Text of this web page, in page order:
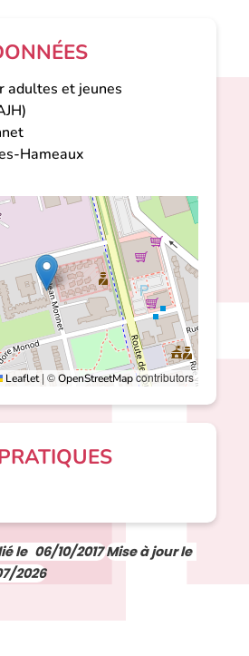
adultes et jeunes
Hameaux
Leaflet | ©OpenStreetMapcontributors
le 06/10/2017Mise à jour le
2026